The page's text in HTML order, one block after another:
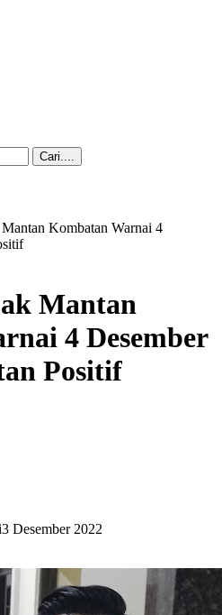
Cari....
Kombatan Warnai 4
Mantan
4 Desember
Positif
3 Desember 2022